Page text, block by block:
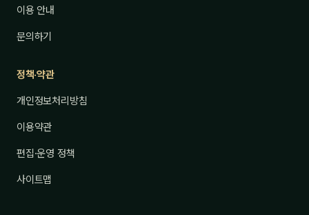
이용 안내
문의하기
정책·약관
개인정보처리방침
이용약관
편집·운영 정책
사이트맵